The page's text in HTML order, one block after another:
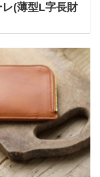
(薄型L字長財